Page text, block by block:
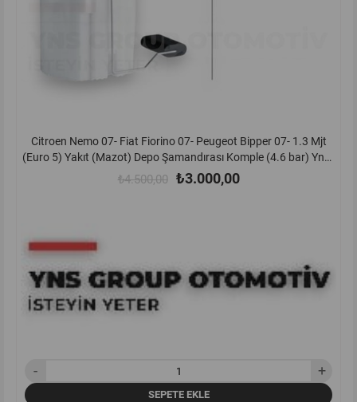
Citroen Nemo 07- Fiat Fiorino 07- Peugeot Bipper 07- 1.3 Mjt
(Euro 5) Yakıt (Mazot) Depo Şamandırası Komple (4.6 bar) Yns -
52127320
₺3.000,00
₺4.500,00
SEPETE EKLE